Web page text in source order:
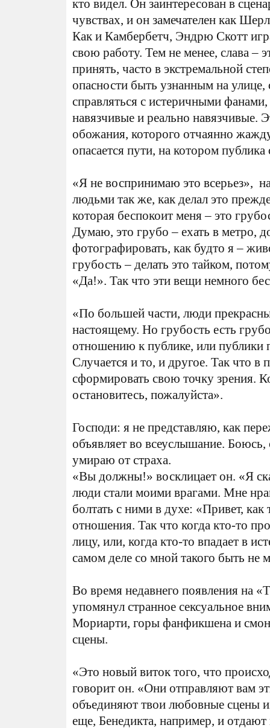
кто видел. Он заинтересован в
чувствах, и он замечателен как
Как и Камбербетч, Эндрю Скотт
свою работу. Тем не менее, слава –
принять, часто в экстремальной
опасности быть узнанным на улице,
справляться с истеричными
навязчивые и реально навязчивые.
обожания, которого отчаянно
опасается пути, на котором публика
«Я не воспринимаю это всерьез»,
людьми так же, как делал это
которая беспокоит меня – это
Думаю, это грубо – ехать в метро,
фотографировать, как будто я –
грубость – делать это тайком,
«Да!». Так что эти вещи немного
«По большей части, люди
настоящему. Но грубость есть
отношению к публике, или публики
Случается и то, и другое. Так что в
сформировать свою точку зрения.
остановитесь, пожалуйста».
Господи: я не представляю, как
объявляет во всеуслышание.
умираю от страха.
«Вы должны!» восклицает он. «Я
люди стали моими врагами. Мне
болтать с ними в духе: «Привет, как
отношения. Так что когда кто-то
лицу, или, когда кто-то впадает в
самом деле со мной такого быть не
Во время недавнего появления на
упомянул странное сексуальное
Мориарти, горы фанфикшена и
сцены.
«Это новый виток того, что
говорит он. «Они отправляют вам
объединяют твои любовные сцены
еще, Бенедикта, например, и